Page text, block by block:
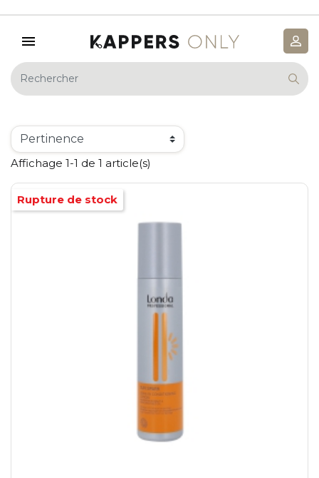
Affichage 1-1 de 1 article(s)
Rupture de stock